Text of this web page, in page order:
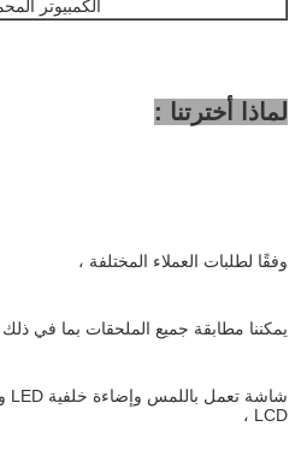
الكمبيوتر
لماذا أخترتنا :
وفقًا لطلبات العملاء المختلفة ،
يمكننا مطابقة جميع الملحقات بما في ذلك
LCD ،